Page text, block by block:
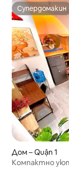
Супердомакин
Супердомакин
Дом – Quận 1
Компактно